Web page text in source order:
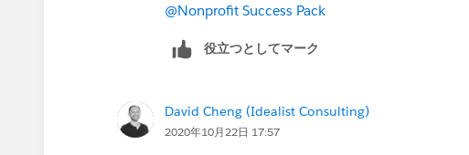
@Nonprofit Success Pack
役立つとしてマーク
David Cheng (Idealist Consulting)
2020年10月22日 17:57